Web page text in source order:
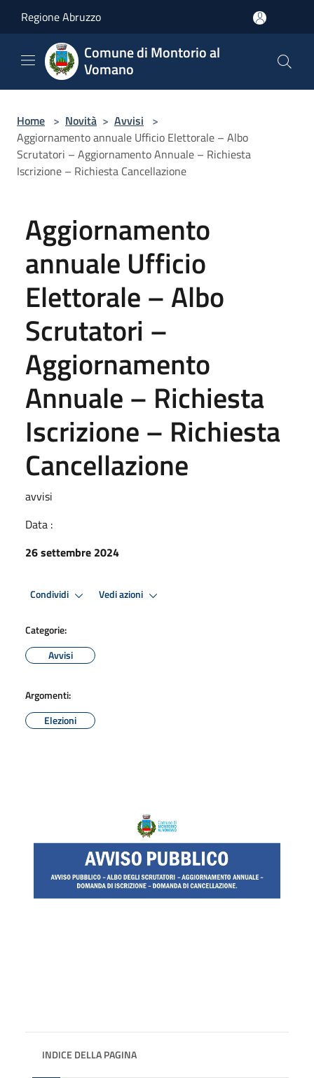
Regione Abruzzo
Comune di Montorio al
Vomano
Home > Novità > Avvisi >
Aggiornamento annuale Ufficio Elettorale – Albo
Scrutatori – Aggiornamento Annuale – Richiesta
Iscrizione – Richiesta Cancellazione
Aggiornamento
annuale Ufficio
Elettorale – Albo
Scrutatori –
Aggiornamento
Annuale – Richiesta
Iscrizione – Richiesta
Cancellazione
avvisi
Data :
26 settembre 2024
Condividi Vedi azioni
Categorie:
Avvisi
Argomenti:
Elezioni
INDICE DELLA PAGINA